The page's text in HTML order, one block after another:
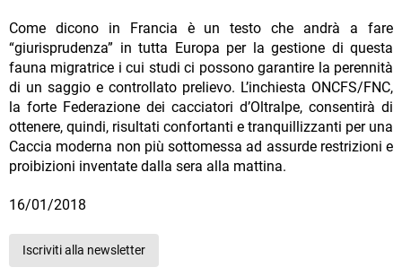
Come dicono in Francia è un testo che andrà a fare
“giurisprudenza” in tutta Europa per la gestione di questa
fauna migratrice i cui studi ci possono garantire la perennità
di un saggio e controllato prelievo. L’inchiesta ONCFS/FNC,
la forte Federazione dei cacciatori d’Oltralpe, consentirà di
ottenere, quindi, risultati confortanti e tranquillizzanti per una
Caccia moderna non più sottomessa ad assurde restrizioni e
proibizioni inventate dalla sera alla mattina.
16/01/2018
Iscriviti alla newsletter